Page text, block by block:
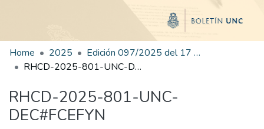
Home 2025
Edición 097/2025 del 17 de noviembre de 2025
RHCD-2025-801-UNC-DEC#FCEFYN
RHCD-2025-801-UNC-
DEC#FCEFYN